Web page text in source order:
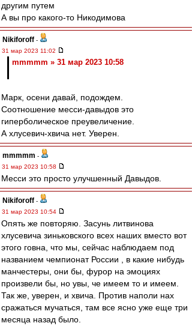
другим путем
А вы про какого-то Никодимова
Nikiforoff -
31 мар 2023 11:02
mmmmm » 31 мар 2023 10:58
Марк, осени давай, подождем.
Соотношение месси-давыдов это
гиперболическое преувеличение.
А хлусевич-хвича нет. Уверен.
mmmmm -
31 мар 2023 10:58
Месси это просто улучшенный Давыдов.
Nikiforoff -
31 мар 2023 10:54
Опять же повторяю. Засунь литвинова
хлусевича зиньковского всех наших вместо вот
этого говна, что мы, сейчас наблюдаем под
названием чемпионат России , в какие нибудь
манчестеры, они бы, фурор на эмоциях
произвели бы, но увы, че имеем то и имеем.
Так же, уверен, и хвича. Против наполи нах
сражаться мучаться, там все ясно уже еще три
месяца назад было.